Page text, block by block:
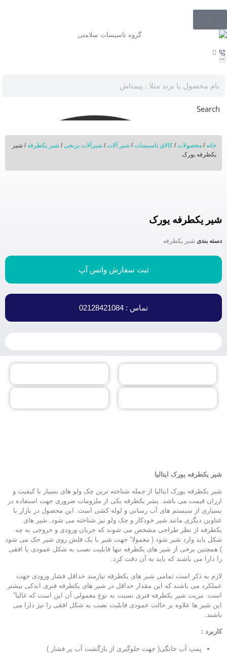
Search
خانه / محصولات/ کالای تاسیسات/ شیر آلات/ شیرآلات برنجی/ شیر یکطرفه / شیر
یکطرفه یورک
شیر یکطرفه یورک
دسته بندی شیر یکطرفه
ثبت سفارش واتس آپ
تماس : 02128421084
شیر یکطرفه یورک ایتالیا
شیر یکطرفه یورک ایتالیا از جمله شناخته ترین چک ولو های بسیار با کیفیت و
ارزان قیمت می باشد. یشر یکطرفه یکی از ملزومات ضروری جهت استفاده در
بسیاری از سیستم های آب رسانی و لوله کشی است. این محصول در بازار با
عناوین دیگری مانند شیر خودکار و چک ولو نیز شناخته می شود. شیر های
یکطرفه از نظر طراحی مشخص می شوند که جریان ورودی و خروجی به چه
شکل باید وارد شیر شود ( معمولا” جهت شیر با یک فلش روی شیر حک می شود
) همچنین برخی از شیر های یکطرفه تنها قابلیت نصب به شکل عمودی یا افقی
را دارا می باشند که باید به آن دقت کرد.
لازم به ذکر است تمامی شیر های یکطرفه نیازمند حداقل فشار ورودی جهت
عملکرد می باشند که این مقدار حداقل در شیر های یکطرفه فنری اندکی بیشتر
است. مزیت شیر یکطرفه فنری نسبت به نوع معمولی آن این است که غالبا”
این شیر ها علاوه بر حالت عمودی قابلیت نصب به شکل افقی را نیز دارا می
باشند.
کاربرد :
پمپ آب خانگی( جهت جلوگیری از بازگشت آب پر فشار )